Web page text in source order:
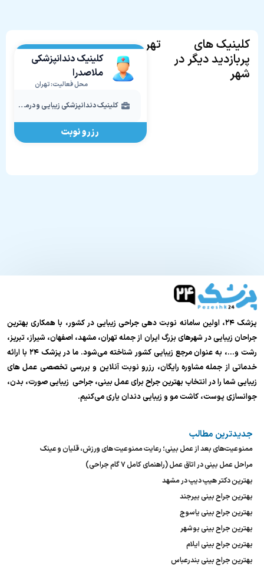
کلینیک های
پربازدید دیگر در
شهر
تهران
کلینیک دندانپزشکی
ملاصدرا
محل فعالیت: تهران
کلینیک دندانپزشکی زیبایی و درمانی
رزرو نوبت
پزشک ۲۴، اولین سامانه نوبت دهی جراحی زیبایی در کشور، با همکاری بهترین
جراحان زیبایی در شهرهای بزرگ ایران از جمله تهران، مشهد، اصفهان، شیراز، تبریز،
رشت و…، به عنوان مرجع زیبایی کشور شناخته می‌شود. ما در پزشک ۲۴ با ارائه
خدماتی از جمله مشاوره رایگان، رزرو نوبت آنلاین و بررسی تخصصی عمل های
زیبایی شما را در انتخاب بهترین جراح برای عمل بینی، جراحی زیبایی صورت، بدن،
جوانسازی پوست، کاشت مو و زیبایی دندان یاری می‌کنیم.
جدیدترین مطالب
ممنوعیت‌های بعد از عمل بینی؛ رعایت ممنوعیت های ورزش، قلیان و عینک
مراحل عمل بینی در اتاق عمل (راهنمای کامل ۷ گام جراحی)
بهترین دکتر هیپ دیپ در مشهد
بهترین جراح بینی بیرجند
بهترین جراح بینی یاسوج
بهترین جراح بینی بوشهر
بهترین جراح بینی ایلام
بهترین جراح بینی بندرعباس